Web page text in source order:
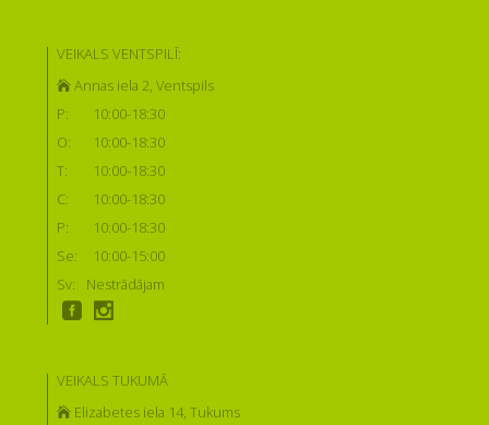
VEIKALS VENTSPILĪ:
Annas iela 2, Ventspils
P:
10:00-18:30
O:
10:00-18:30
T:
10:00-18:30
C:
10:00-18:30
P:
10:00-18:30
Se:
10:00-15:00
Sv:
Nestrādājam
VEIKALS TUKUMĀ
Elizabetes iela 14, Tukums